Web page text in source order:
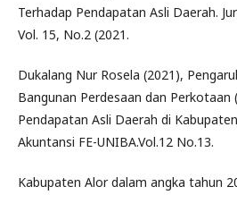
Terhadap Pendapatan Asli Daerah.
Vol. 15, No.2 (2021.
Dukalang Nur Rosela (2021),
Bangunan Perdesaan dan Perkotaan
Pendapatan Asli Daerah di
Akuntansi FE-UNIBA.Vol.12 No.13.
Kabupaten Alor dalam angka tahun